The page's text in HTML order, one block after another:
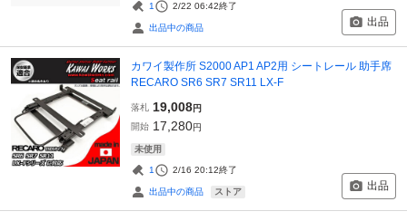
1 2/22 06:42終了
出品中の商品 出品
カワイ製作所 S2000 AP1 AP2用 シートレール 助手席
RECARO SR6 SR7 SR11 LX-F
落札 19,008円
開始 17,280円
未使用
1 2/16 20:12終了
出品中の商品 ストア 出品